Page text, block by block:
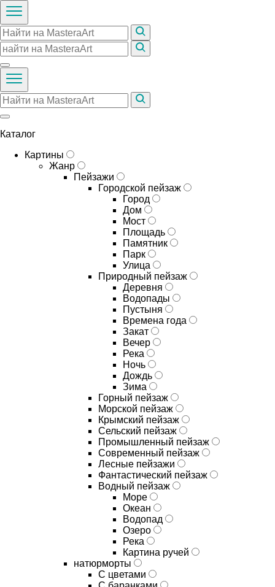
Каталог
Картины
Жанр
Пейзажи
Городской пейзаж
Город
Дом
Мост
Площадь
Памятник
Парк
Улица
Природный пейзаж
Деревня
Водопады
Пустыня
Времена года
Закат
Вечер
Река
Ночь
Дождь
Зима
Горный пейзаж
Морской пейзаж
Крымский пейзаж
Сельский пейзаж
Промышленный пейзаж
Современный пейзаж
Лесные пейзажи
Фантастический пейзаж
Водный пейзаж
Море
Океан
Водопад
Озеро
Река
Картина ручей
натюрморты
С цветами